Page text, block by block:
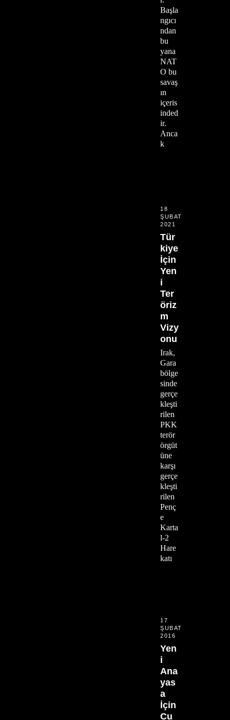
Başla
ngıcı
ndan
bu
yana
NAT
O bu
savaş
ın
içeris
inded
ir.
Anca
k
18
ŞUBAT
2021
Tür
kiye
İçin
Yen
i
Ter
öriz
m
Vizy
onu
Irak,
Gara
bölge
sinde
gerçe
kleşti
rilen
PKK
terör
örgüt
üne
karşı
gerçe
kleşti
rilen
Penç
e
Karta
l-2
Hare
katı
17
ŞUBAT
2016
Yen
i
Ana
yas
a
İçin
Cu